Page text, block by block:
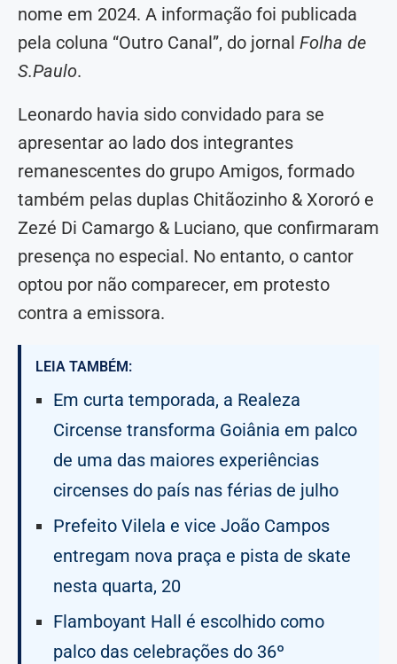
nome em 2024. A informação foi publicada
pela coluna “Outro Canal”, do jornal Folha de
S.Paulo.
Leonardo havia sido convidado para se
apresentar ao lado dos integrantes
remanescentes do grupo Amigos, formado
também pelas duplas Chitãozinho & Xororó e
Zezé Di Camargo & Luciano, que confirmaram
presença no especial. No entanto, o cantor
optou por não comparecer, em protesto
contra a emissora.
LEIA TAMBÉM:
Em curta temporada, a Realeza
Circense transforma Goiânia em palco
de uma das maiores experiências
circenses do país nas férias de julho
Prefeito Vilela e vice João Campos
entregam nova praça e pista de skate
nesta quarta, 20
Flamboyant Hall é escolhido como
palco das celebrações do 36º